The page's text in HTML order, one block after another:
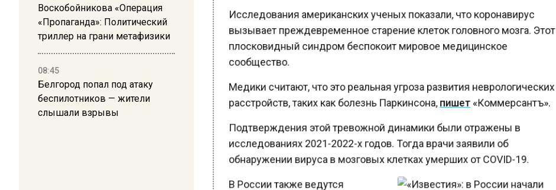
Воскобойникова «Операция
«Пропаганда»: Политический
триллер на грани метафизики
08:45
Белгород попал под атаку
беспилотников — жители
слышали взрывы
вызывает преждевременное старение клеток головного мозга. Этот
плосковидный синдром беспокоит мировое медицинское
сообщество.
Медики считают, что это реальная угроза развития неврологических
расстройств, таких как болезнь Паркинсона,
«Коммерсантъ».
Подтверждения этой тревожной динамики были отражены в
исследованиях 2021-2022-х годов. Тогда врачи заявили об
обнаружении вируса в мозговых клетках умерших от COVID-19.
В России также ведутся